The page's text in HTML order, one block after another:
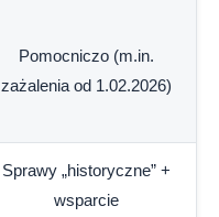
Pomocniczo (m.in.
zażalenia od 1.02.2026)
Sprawy „historyczne” +
wsparcie